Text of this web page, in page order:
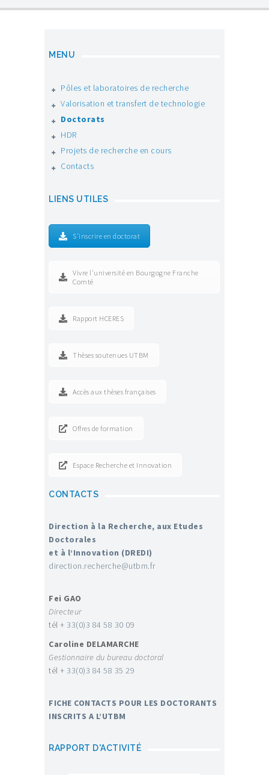
MENU
Pôles et laboratoires de recherche
Valorisation et transfert de technologie
Doctorats
HDR
Projets de recherche en cours
Contacts
LIENS UTILES
S'inscrire en doctorat
Vivre l'université en Bourgogne Franche
Comté
Rapport HCERES
Thèses soutenues UTBM
Accès aux thèses françaises
Offres de formation
Espace Recherche et Innovation
CONTACTS
Direction à la Recherche, aux Etudes
Doctorales
et à l’Innovation (DREDI)
direction.recherche@utbm.fr
Fei GAO
Directeur
tél + 33(0)3 84 58 30 09
Caroline DELAMARCHE
Gestionnaire du bureau doctoral
tél + 33(0)3 84 58 35 29
FICHE CONTACTS POUR LES DOCTORANTS
INSCRITS A L’UTBM
RAPPORT D'ACTIVITÉ